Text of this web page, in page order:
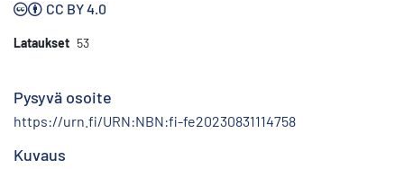
CC BY 4.0
Lataukset 53
Pysyvä osoite
https://urn.fi/URN:NBN:fi-fe20230831114758
Kuvaus